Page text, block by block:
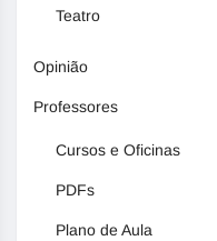
Teatro
Opinião
Professores
Cursos e Oficinas
PDFs
Plano de Aula